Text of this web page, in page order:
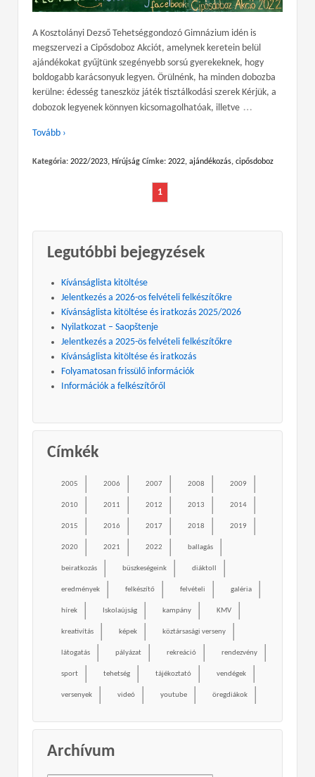
A Kosztolányi Dezső Tehetséggondozó Gimnázium idén is
megszervezi a Cipősdoboz Akciót, amelynek keretein belül
ajándékokat gyűjtünk szegényebb sorsú gyerekeknek, hogy
boldogabb karácsonyuk legyen. Örülnénk, ha minden dobozba
kerülne: édesség taneszköz játék tisztálkodási szerek Kérjük, a
dobozok legyenek könnyen kicsomagolhatóak, illetve …
Tovább ›
Kategória: 2022/2023, Hírújság Címke: 2022, ajándékozás, cipősdoboz
1
Legutóbbi bejegyzések
Kívánságlista kitöltése
Jelentkezés a 2026-os felvételi felkészítőkre
Kívánságlista kitöltése és iratkozás 2025/2026
Nyilatkozat – Saopštenje
Jelentkezés a 2025-ös felvételi felkészítőkre
Kívánságlista kitöltése és iratkozás
Folyamatosan frissülő információk
Információk a felkészítőről
Címkék
2005 2006 2007 2008 2009
2010 2011 2012 2013 2014
2015 2016 2017 2018 2019
2020 2021 2022 ballagás
beiratkozás büszkeségeink diáktoll
eredmények felkészítő felvételi galéria
hírek Iskolaújság kampány KMV
kreativítás képek köztársasági verseny
látogatás pályázat rekreáció rendezvény
sport tehetség tájékoztató vendégek
versenyek videó youtube öregdiákok
Archívum